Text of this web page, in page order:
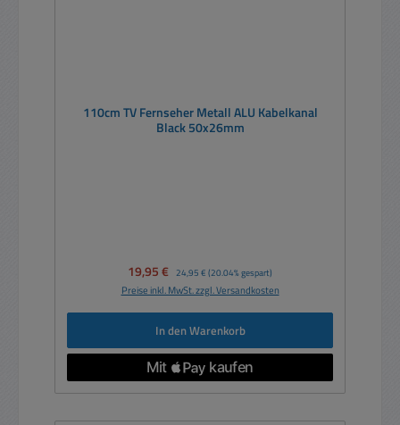
110cm TV Fernseher Metall ALU Kabelkanal
Black 50x26mm
Verkaufspreis:
19,95 € Regulärer Preis:
24,95 € (20.04% gespart)
Preise inkl. MwSt. zzgl. Versandkosten
In den Warenkorb